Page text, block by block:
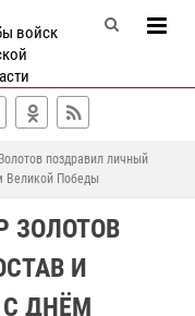
войск
поздравил личный
Великой Победы
ЗОЛОТОВ
И
С ДНЁМ